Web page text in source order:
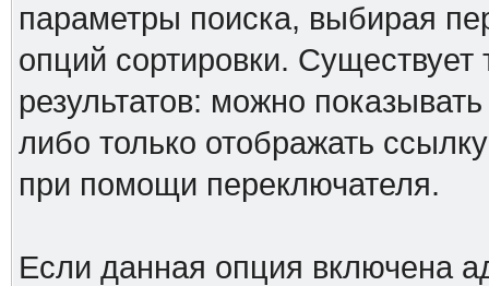
параметры поиска, выбирая
опций сортировки.
результатов: можно
либо только отображать
при помощи переключателя.
Если данная опция включена